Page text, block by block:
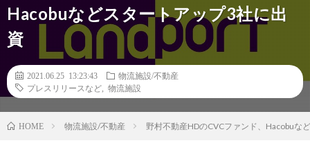
Hacobuなどスタートアップ3社に出
資
2021.06.25 13:23:43
物流施設/不動産
プレスリリースなど
物流施設
HOME 物流施設/不動産 野村不動産HDのCVCファンド、Hacobuな